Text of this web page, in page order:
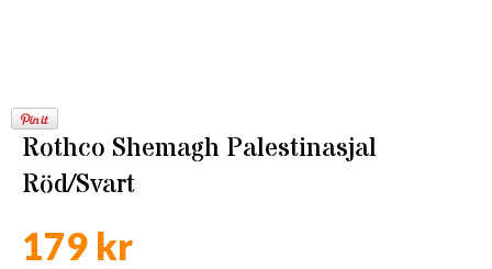
Rothco Shemagh Palestinasjal
Röd/Svart
179 kr